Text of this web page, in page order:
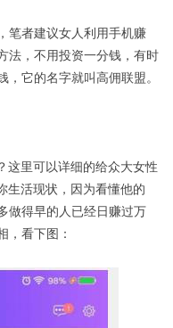
笔者建议女人利用手机赚
法，不用投资一分钱，有时
它的名字就叫高佣联盟。
这里可以详细的给众大女性
生活现状，因为看懂他的
做得早的人已经日赚过万
，看下图：